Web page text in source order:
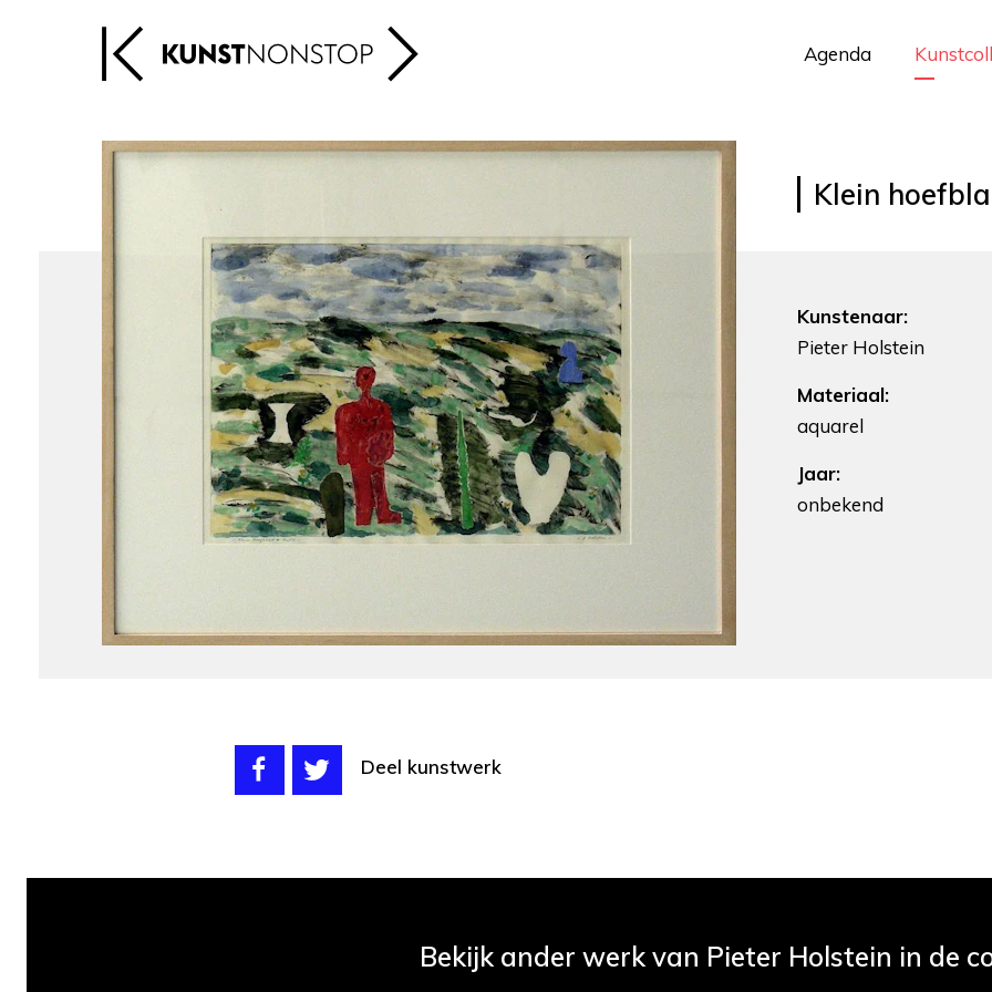
Agenda
Klein
Kunstenaar:
Pieter Holstein
Materiaal:
aquarel
Jaar:
onbekend
Deel kunstwerk
Bekijk ander werk van Pieter Holstein in de